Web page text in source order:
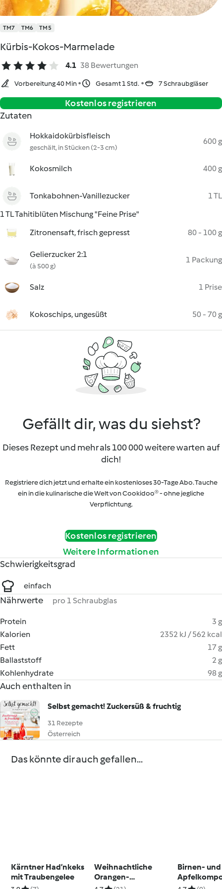
TM7 TM6 TM5
Kürbis-Kokos-Marmelade
4.1 38 Bewertungen
Vorbereitung 40 Min Gesamt 1 Std. 7 Schraubgläser
Kostenlos registrieren
Zutaten
Hokkaidokürbisfleisch
geschält, in Stücken (2-3 cm)
600 g
Kokosmilch 400 g
Tonkabohnen-Vanillezucker
1 TL
1 TL Tahitiblüten Mischung "Feine Prise"
Zitronensaft, frisch gepresst
80 - 100 g
Gelierzucker 2:1
(à 500 g)
1 Packung
Salz 1 Prise
Kokoschips, ungesüßt 50 - 70 g
Gefällt dir, was du siehst?
Dieses Rezept und mehr als 100 000 weitere warten auf
dich!
Registriere dich jetzt und erhalte ein kostenloses 30-Tage Abo. Tauche
ein in die kulinarische die Welt von Cookidoo® - ohne jegliche
Verpflichtung.
Kostenlos registrieren
Weitere Informationen
Schwierigkeitsgrad
einfach
Nährwerte pro 1 Schraubglas
Protein
3 g
Kalorien
2352 kJ / 562 kcal
Fett
17 g
Ballaststoff
2 g
Kohlenhydrate
98 g
Auch enthalten in
Selbst gemacht! Zuckersüß & fruchtig
31 Rezepte
Österreich
Das könnte dir auch gefallen...
Kärntner Had’nkeks
mit Traubengelee
Weihnachtliche
Orangen-
Mandarinen-
Birnen- und